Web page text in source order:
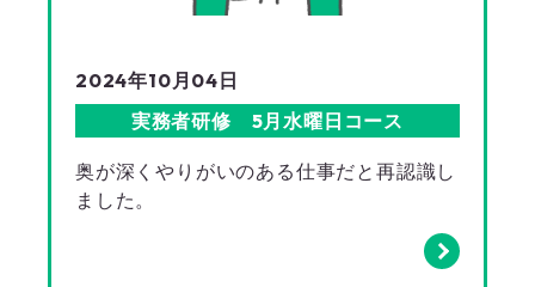
2024年10月04日
実務者研修 5月水曜日コース
奥が深くやりがいのある仕事だと再認識し
ました。